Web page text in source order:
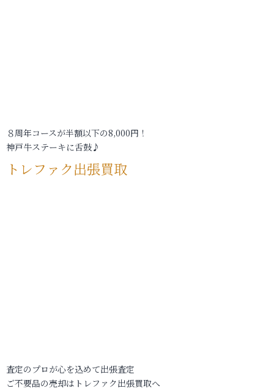
８周年コースが半額以下の8,000円！
神戸牛ステーキに舌鼓♪
トレファク出張買取
査定のプロが心を込めて出張査定
ご不要品の売却はトレファク出張買取へ